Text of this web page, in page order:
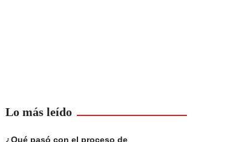
Lo más leído
¿Qué pasó con el proceso de